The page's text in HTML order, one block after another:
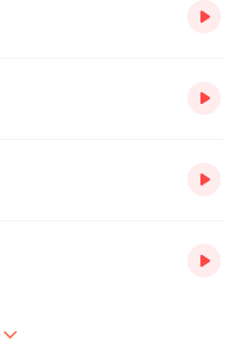
运城市盐湖区解放路第三小
。曾荣获“山西省优秀班主
作者”等荣誉称号。执教的微
曾在《中国人民教师》《现
篇，论文《浅谈科学构建幼
多次荣获国家级和省、市、